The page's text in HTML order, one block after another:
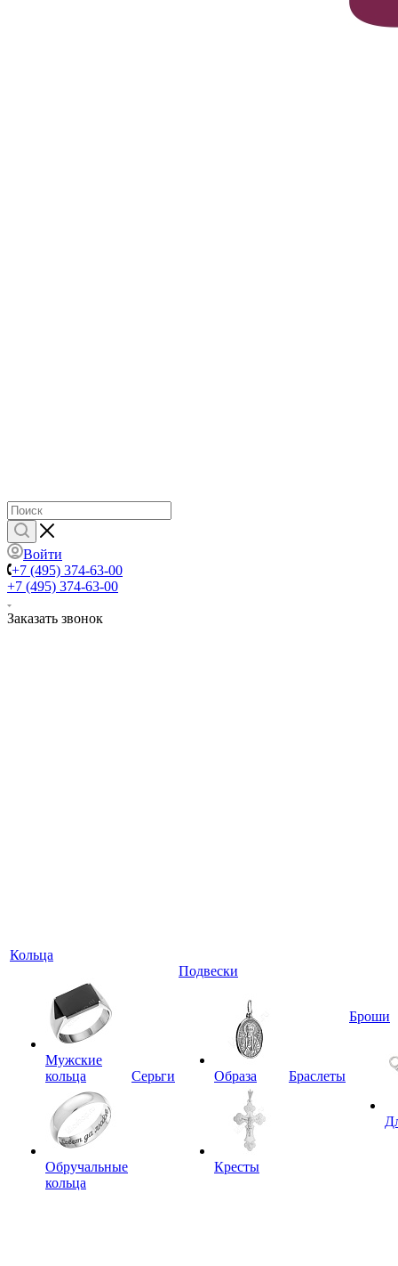
Войти
+7 (495) 374-63-00
+7 (495) 374-63-00
Заказать звонок
Кольца
Мужские
кольца
Обручальные
кольца
Серьги
Подвески
Образа
Кресты
Браслеты
Броши